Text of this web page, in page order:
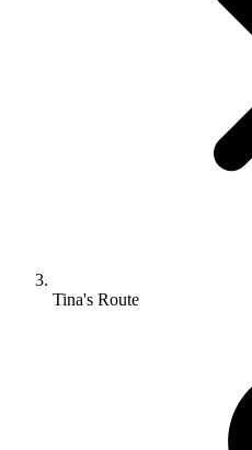
Tina's Route